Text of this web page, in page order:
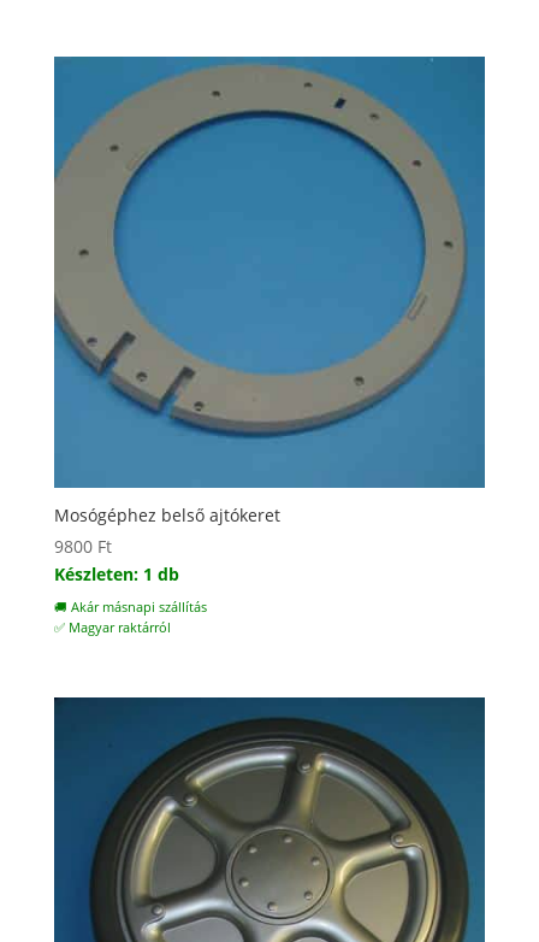
Mosógéphez belső ajtókeret
9800 Ft
Készleten: 1 db
🚚 Akár másnapi szállítás
✅ Magyar raktárról